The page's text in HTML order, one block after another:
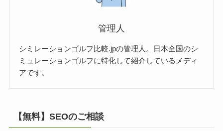
管理人
シミレーションゴルフ比較.jpの管理人。日本全国のシ
ミュレーションゴルフに特化して紹介しているメディ
アです。
【無料】SEOのご相談